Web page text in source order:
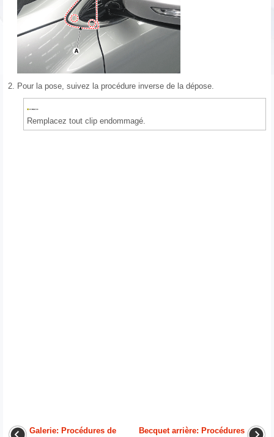
2. Pour la pose, suivez la procédure inverse de la dépose.
Remplacez tout clip endommagé.
Galerie: Procédures de Becquet arrière: Procédures